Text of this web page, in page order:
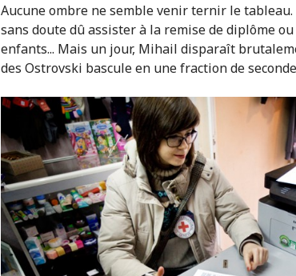
Aucune ombre ne semble venir ternir le
sans doute dû assister à la remise de diplôme
enfants... Mais un jour, Mihail disparaît
des Ostrovski bascule en une fraction de